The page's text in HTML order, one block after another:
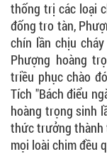
thống trị các loại
đống tro tàn,
chín lần chịu
Phượng hoàng
triều phục chào
Tích "Bách điểu
hoàng trọng sinh
thức trưởng thành
mọi loài chim đều